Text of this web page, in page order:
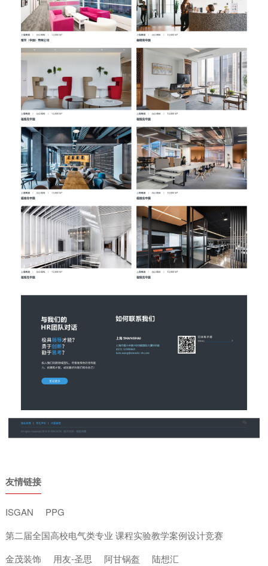
友情链接
ISGAN
PPG
第二届全国高校电气类专业 课程实验教学案例设计竞赛
金茂装饰
用友-圣思 阿甘锅盔 陆想汇